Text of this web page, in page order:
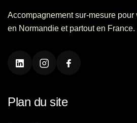
Accompagnement sur-mesure
en Normandie et partout en France.
Plan du site